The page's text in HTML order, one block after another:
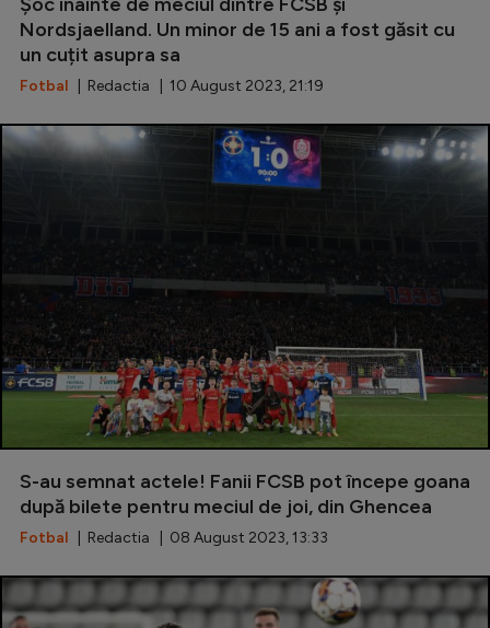
Nordsjaelland. Un minor de 15 ani a fost găsit cu
un cuțit asupra sa
Fotbal | Redactia | 10 August 2023, 21:19
S-au semnat actele! Fanii FCSB pot începe goana
după bilete pentru meciul de joi, din Ghencea
Fotbal | Redactia | 08 August 2023, 13:33